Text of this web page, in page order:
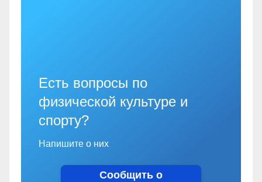
Есть вопросы по
физической культуре и
спорту?
Напишите о них
Сообщить о